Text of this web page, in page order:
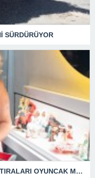
SÜRDÜRÜYOR
KUŞADASI’NDA ÇOCUKLUĞUN HATIRALARI OYUNCAK MÜZESİNDE HAYAT BULACAK